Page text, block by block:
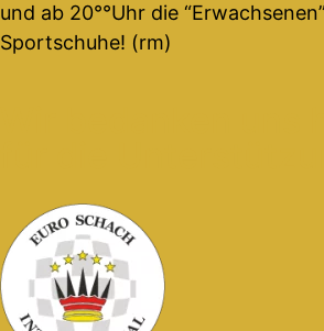
und ab 20°°Uhr die
Sportschuhe! (rm)